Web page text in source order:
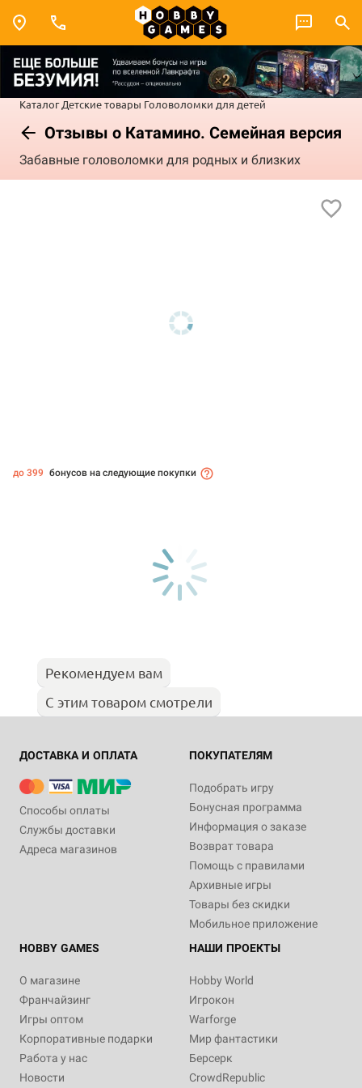
Каталог Детские товары Головоломки для детей
Отзывы о Катамино. Семейная версия
Забавные головоломки для родных и близких
до 399 бонусов на следующие покупки
Рекомендуем вам
С этим товаром смотрели
ДОСТАВКА И ОПЛАТА
Способы оплаты
Службы доставки
Адреса магазинов
ПОКУПАТЕЛЯМ
Подобрать игру
Бонусная программа
Информация о заказе
Возврат товара
Помощь с правилами
Архивные игры
Товары без скидки
Мобильное приложение
HOBBY GAMES
О магазине
Франчайзинг
Игры оптом
Корпоративные подарки
Работа у нас
Новости
НАШИ ПРОЕКТЫ
Hobby World
Игрокон
Warforge
Мир фантастики
Берсерк
CrowdRepublic